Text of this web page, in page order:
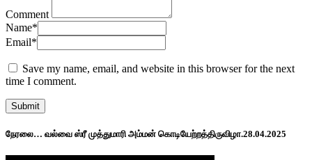
Comment
Name*
Email*
Save my name, email, and website in this browser for the next
time I comment.
நேரலை… வல்வை ஸ்ரீ முத்துமாரி அம்மன் கொடியேற்றத்திருவிழா.28.04.2025